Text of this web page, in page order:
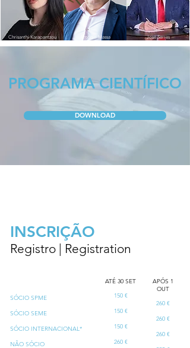
Chrisanthi Karapantzou António Massa José Serres
PROGRAMA CIENTÍFICO
DOWNLOAD
INSCRIÇÃO
Registro | Registration
SÓCIO SPME
SÓCIO SEME
​SÓCIO INTERNACIONAL*
NÃO SÓCIO
ATÉ 30 SET
150 €
150 €
150 €
260 €
APÓS 1
OUT
260 €
260 €
260 €